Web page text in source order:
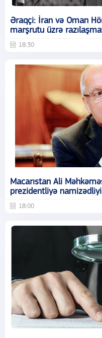
Əraqçi: İran və Oman
marşrutu üzrə
18:30
Macarıstan Ali
prezidentliyə
18:00